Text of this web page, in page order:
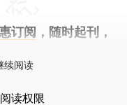
订阅 ，随时起刊，
续阅读
读权限